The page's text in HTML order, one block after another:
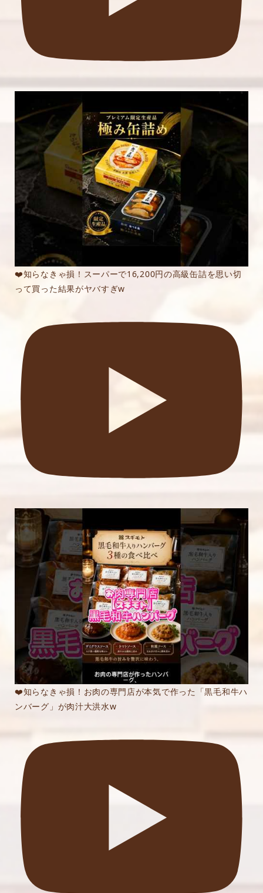
❤️知らなきゃ損！スーパーで16,200円の高級缶詰を思い切
って買った結果がヤバすぎw
❤️知らなきゃ損！お肉の専門店が本気で作った「黒毛和牛ハ
ンバーグ」が肉汁大洪水w